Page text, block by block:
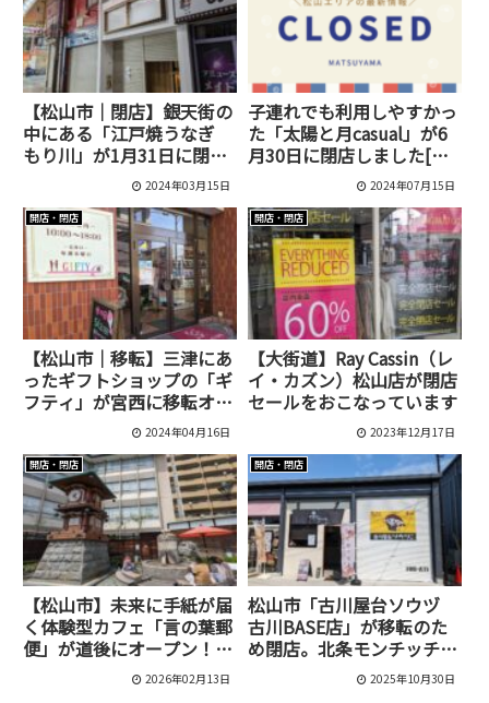
【松山市｜閉店】銀天街の
中にある「江戸焼うなぎ
もり川」が1月31日に閉店
していました！ 2024年03月15日
子連れでも利用しやすかっ
た「太陽と月casual」が6
月30日に閉店しました[松
2024年07月15日
開店・閉店
【松山市｜移転】三津にあ
ったギフトショップの「ギ
フティ」が宮西に移転オー
2024年04月16日
開店・閉店
【大街道】Ray Cassin（レ
イ・カズン）松山店が閉店
セールをおこなっています
2023年12月17日
開店・閉店
【松山市】未来に手紙が届
く体験型カフェ「言の葉郵
便」が道後にオープン！1
年後の自分へ想いを届け
2026年02月13日
開店・閉店
松山市「古川屋台ソウヅ
古川BASE店」が移転のた
め閉店。北条モンチッチ海
岸付近で11月下旬オープン
2025年10月30日